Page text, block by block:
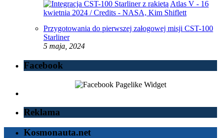
Przygotowania do pierwszej załogowej misji CST-100
Starliner
5 maja, 2024
Facebook
Reklama
Kosmonauta.net